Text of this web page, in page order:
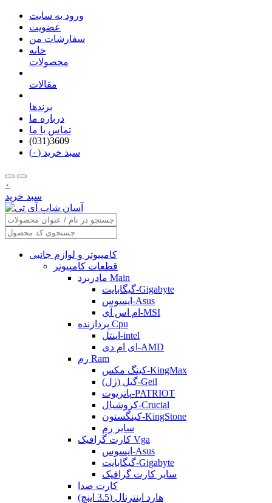
ورود به سایت
عضویت
سفارشات من
خانه
محصولات
مقالات
برندها
درباره ما
تماس با ما
(031)3609
سبد خرید (۰)
۰
سبد خرید
کامپیوتر و لوازم جانبی
قطعات کامپیوتر
مادربرد Main
گیگابایت-Gigabyte
ایسوس-Asus
ام اس آی-MSI
پردازنده Cpu
اینتل-intel
ای ام دی-AMD
رم Ram
کینگ مکس-KingMax
گیل (ژل)-Geil
پاتریوت-PATRIOT
کروشیال-Crucial
کینگستون-KingStone
سایر رم
کارت گرافیک Vga
ایسوس-Asus
گیگابایت-Gigabyte
سایر کارت گرافیک
کارت صدا
هارد اینترنال (3.5 اینچ)